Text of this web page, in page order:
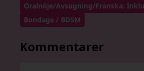
Oralnöje/Avsugning/Franska:
Bondage / BDSM
Kommentarer